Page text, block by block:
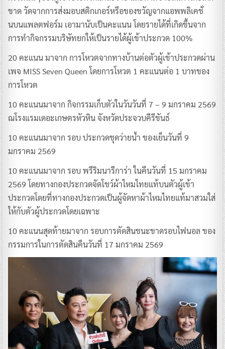
ขาด วัดจากการส่งมอบสติกเกอร์หรือของขวัญจากแอพพลิเคชั่
นบนแพลตฟอร์ม เอามานับเป็นคะแนน โดยรายได้ที่เกิดขึ้นจาก
การทำกิจกรรมบริษัทยกให้เป็นรายได้ผู้เข้าประกวด 100%
20 คะแนน มาจาก การโหวตจากทางบ้านต่อตัวผู้เข้าประกวดผ่าน
เพจ MISS Seven Queen โดยการโหวต 1 คะแนนต่อ 1 บาทของ
การโหวต
10 คะแนนมาจาก กิจกรรมเก็บตัวในวันวันที่ 7 – 9 มกราคม 2569
ณโรงแรมเดอะเกษตรหัวหิน จังหวัดประจวบคีรีขันธ์
10 คะแนนมาจาก รอบ ประกวดชุดว่ายน้ำ ของเย็นวันที่ 9
มกราคม 2569
10 คะแนนมาจาก รอบ พรีริมนารีการ่า ในคืนวันที่ 15 มกราคม
2569 โดยทางกองประกวดจัดโชว์ผ้าไหมไทยแท้บนตัวผู้เข้า
ประกวดโดยที่ทางกองประกวดเป็นผู้จัดหาผ้าไหมไทยแท้มาสวมใส่
ให้กับตัวผู้ประกวดโดยเฉพาะ
10 คะแนนสุดท้ายมาจาก รอบการตัดสินชนะขาดรอบไฟนอล ของ
กรรมการในการตัดสินคืนวันที่ 17 มกราคม 2569